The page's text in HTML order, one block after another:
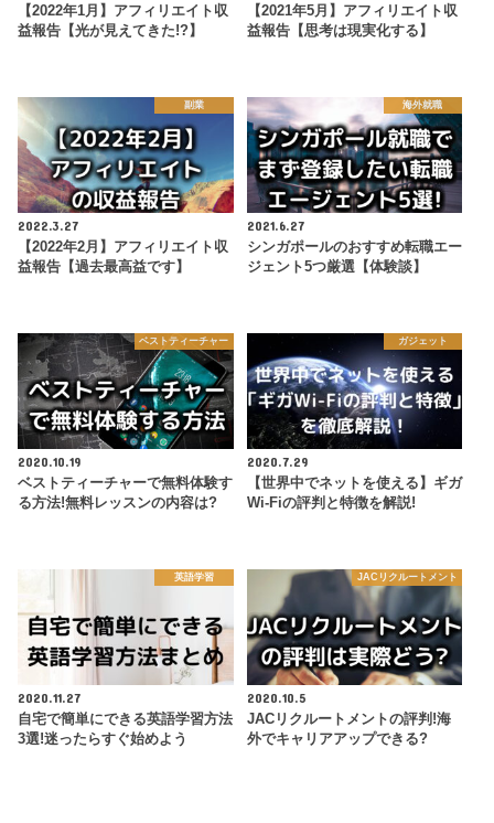
【2022年1月】アフィリエイト収
益報告【光が見えてきた!?】
【2021年5月】アフィリエイト収
益報告【思考は現実化する】
副業
2022.3.27
【2022年2月】アフィリエイト収
益報告【過去最高益です】
海外就職
2021.6.27
シンガポールのおすすめ転職エー
ジェント5つ厳選【体験談】
ベストティーチャー
2020.10.19
ベストティーチャーで無料体験す
る方法!無料レッスンの内容は?
ガジェット
2020.7.29
【世界中でネットを使える】ギガ
Wi-Fiの評判と特徴を解説!
英語学習
2020.11.27
自宅で簡単にできる英語学習方法
3選!迷ったらすぐ始めよう
JACリクルートメント
2020.10.5
JACリクルートメントの評判!海
外でキャリアアップできる?